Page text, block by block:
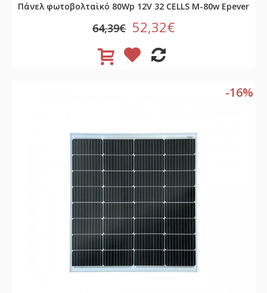
Πάνελ φωτοβολταϊκό 80Wp 12V 32 CELLS M-80w Epever
64,39€ 52,32€
-16%